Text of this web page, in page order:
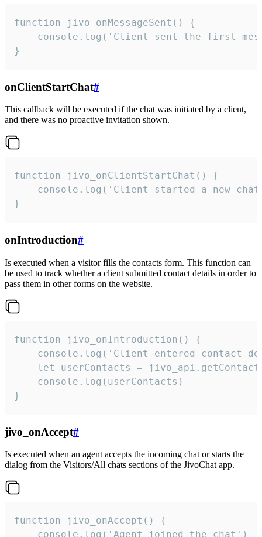
function jivo_onMessageSent() {
console.log('Client sent the first
}
onClientStartChat#
This callback will be executed if the chat was initiated by a client,
and there was no proactive invitation shown.
function jivo_onClientStartChat() {
console.log('Client started a new
}
onIntroduction#
Is executed when a visitor fills the contacts form. This function can
be used to track whether a client submitted contact details in order to
pass them in other forms on the website.
function jivo_onIntroduction() {
console.log('Client entered contact
let userContacts =
    console.log(userContacts)
}
jivo_onAccept#
Is executed when an agent accepts the incoming chat or starts the
dialog from the Visitors/All chats sections of the JivoChat app.
function jivo_onAccept() {